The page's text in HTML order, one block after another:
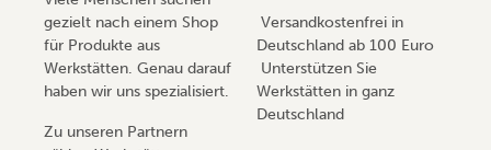
gezielt nach einem Shop
für Produkte aus
Werkstätten. Genau darauf
haben wir uns spezialisiert.
Zu unseren Partnern
Versandkostenfrei in
Deutschland ab 100 Euro
Unterstützen Sie
Werkstätten in ganz
Deutschland